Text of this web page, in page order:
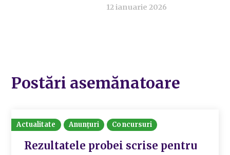
12 ianuarie 2026
Postări asemănatoare
Actualitate Anunțuri Concursuri
Rezultatele probei scrise pentru